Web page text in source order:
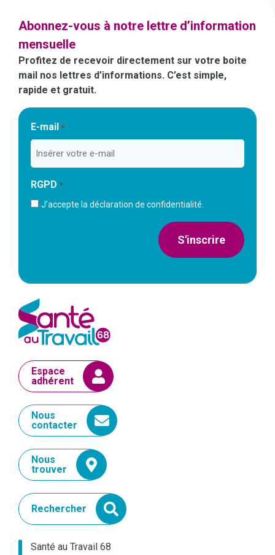
Abonnez-vous à notre lettre d’information
mensuelle
Profitez de recevoir directement sur votre boite
mail nos lettres d’informations. C’est simple,
rapide et gratuit.
E-mail *
RGPD *
J’accepte la déclaration de confidentialité.
S'inscrire
Espace
adhérent
Nous
contacter
Nous
trouver
Rechercher
Santé au Travail 68